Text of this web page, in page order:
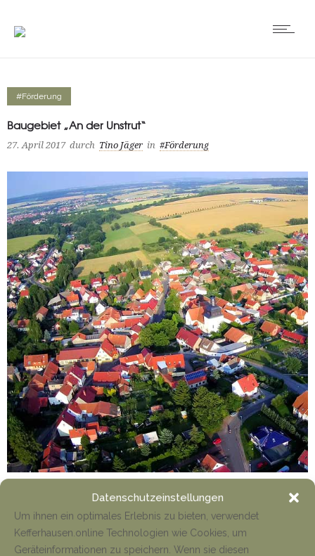
Datenschutzeinstellungen
Um ihnen ein optimales Erlebnis zu bieten, verwendet
Kefferhausen.online Technologien wie Cookies, um
Geräteinformationen zu speichern. Wenn sie diesen
#Förderung
Baugebiet „An der Unstrut“
27. April 2017 durch Tino Jäger in #Förderung
Entgegen aller anderslautenden Gerüchte schreiten die
Zugegebenermaßen mahlen die Mühlen der Bürokratie hier sehr
langsam, allerdings hoffen wir, dass die letzten Hürden in